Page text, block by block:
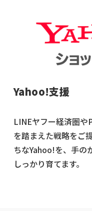
Yahoo!支援
LINEヤフー経済圏や
を踏まえた戦略をご
ちなYahoo!を、手の
しっかり育てます。